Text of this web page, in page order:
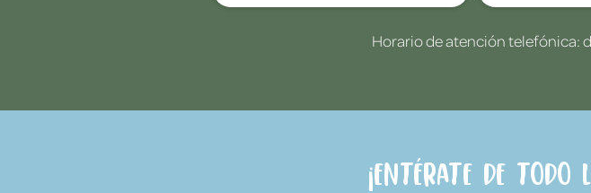
Horario de atención telefónica:
¡Entérate de todo